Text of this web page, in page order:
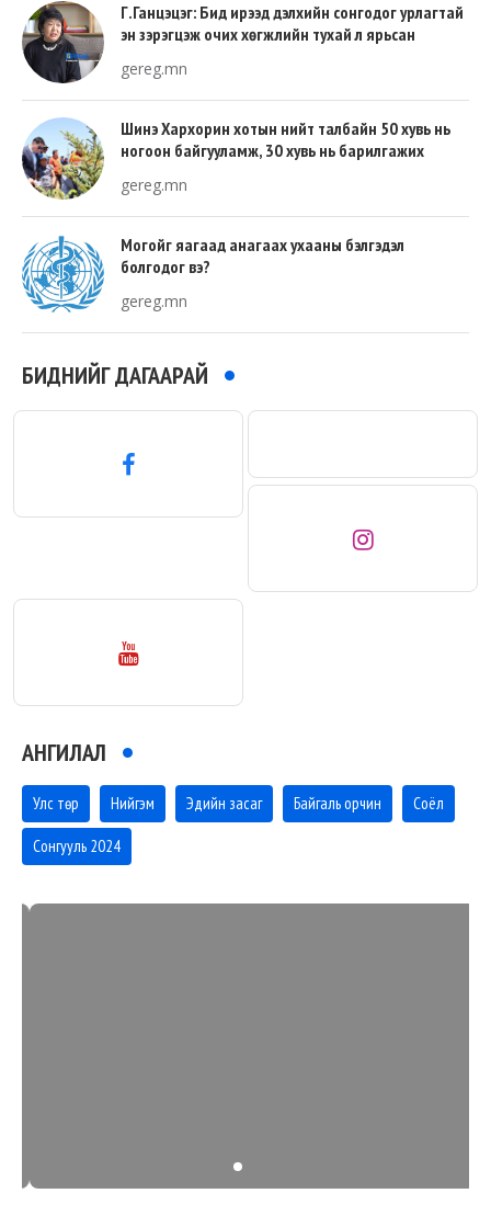
Г.Ганцэцэг: Бид ирээд дэлхийн сонгодог урлагтай
эн зэрэгцэж очих хөгжлийн тухай л ярьсан
gereg.mn
Шинэ Хархорин хотын нийт талбайн 50 хувь нь
ногоон байгууламж, 30 хувь нь барилгажих
gereg.mn
Могойг яагаад анагаах ухааны бэлгэдэл
болгодог вэ?
gereg.mn
БИДНИЙГ ДАГААРАЙ
АНГИЛАЛ
Улс төр Нийгэм Эдийн засаг Байгаль орчин Соёл
Сонгууль 2024